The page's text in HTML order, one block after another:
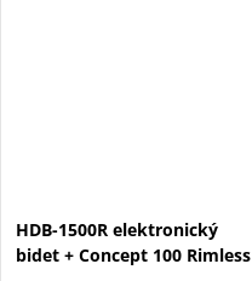
HDB-1500R elektronický
bidet + Concept 100 Rimless